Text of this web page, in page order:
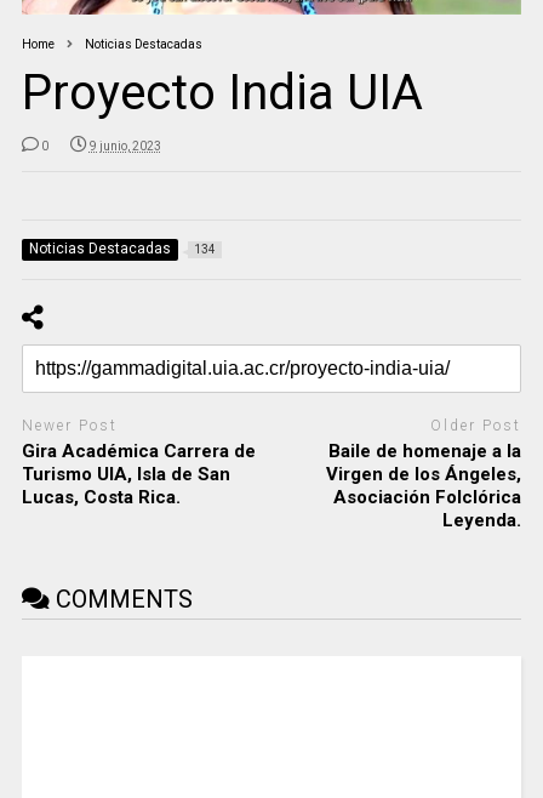
Home Noticias Destacadas
Proyecto India UIA
0 9 junio, 2023
Noticias Destacadas 134
Newer Post
Gira Académica Carrera de
Turismo UIA, Isla de San
Lucas, Costa Rica.
Older Post
Baile de homenaje a la
Virgen de los Ángeles,
Asociación Folclórica
Leyenda.
COMMENTS